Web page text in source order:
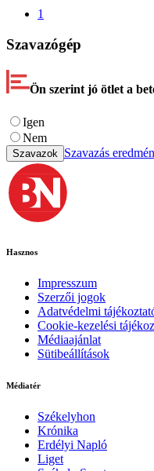
1
Szavazógép
Ön szerint jó ötlet a
Igen
Nem
Szavazok Szavazás
Hasznos
Impresszum
Szerzői jogok
Adatvédelmi
Cookie-kezelési
Médiaajánlat
Sütibeállítások
Médiatér
Székelyhon
Krónika
Erdélyi Napló
Liget